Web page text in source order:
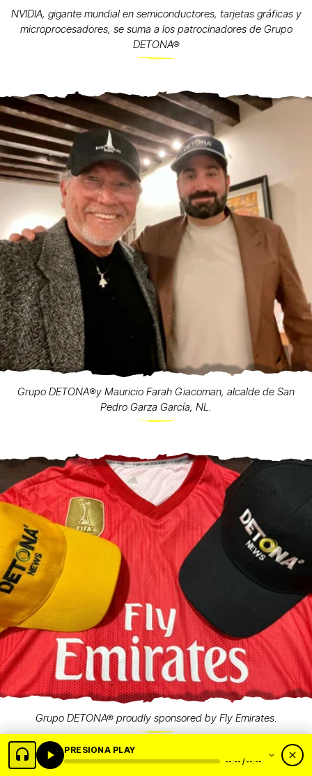
NVIDIA, gigante mundial en semiconductores, tarjetas gráficas y
microprocesadores, se suma a los patrocinadores de Grupo
DETONA®
Grupo DETONA®️y Mauricio Farah Giacoman, alcalde de San
Pedro Garza García, NL.
Grupo DETONA® proudly sponsored by Fly Emirates.
PRESIONA PLAY
--:-- / --:--